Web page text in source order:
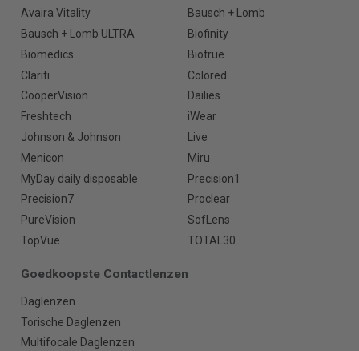
Avaira Vitality
Bausch + Lomb
Bausch + Lomb ULTRA
Biofinity
Biomedics
Biotrue
Clariti
Colored
CooperVision
Dailies
Freshtech
iWear
Johnson & Johnson
Live
Menicon
Miru
MyDay daily disposable
Precision1
Precision7
Proclear
PureVision
SofLens
TopVue
TOTAL30
Goedkoopste Contactlenzen
Daglenzen
Torische Daglenzen
Multifocale Daglenzen